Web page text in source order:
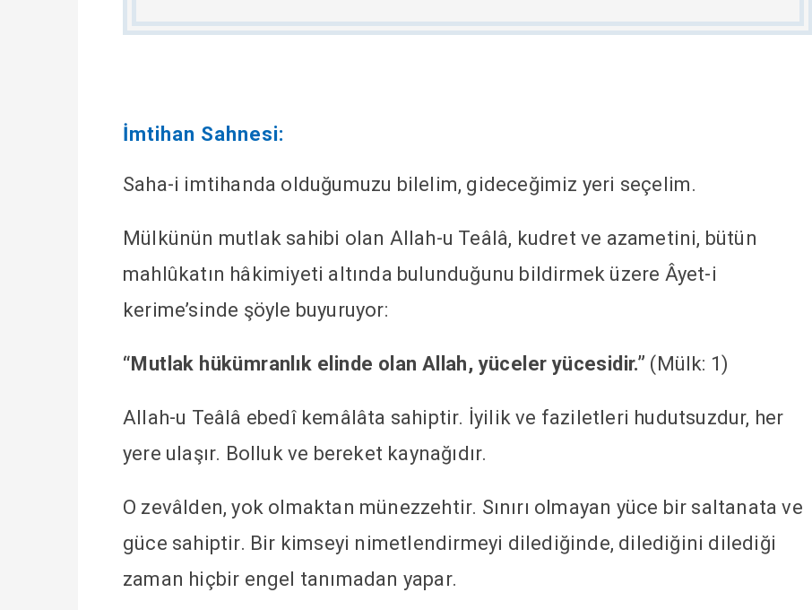
İmtihan Sahnesi:
Saha-i imtihanda olduğumuzu bilelim, gideceğimiz yeri seçelim.
Mülkünün mutlak sahibi olan Allah-u Teâlâ, kudret ve azametini, bütün
mahlûkatın hâkimiyeti altında bulunduğunu bildirmek üzere Âyet-i
kerime’sinde şöyle buyuruyor:
“Mutlak hükümranlık elinde olan Allah, yüceler yücesidir.” (Mülk: 1)
Allah-u Teâlâ ebedî kemâlâta sahiptir. İyilik ve faziletleri hudutsuzdur, her
yere ulaşır. Bolluk ve bereket kaynağıdır.
O zevâlden, yok olmaktan münezzehtir. Sınırı olmayan yüce bir saltanata ve
güce sahiptir. Bir kimseyi nimetlendirmeyi dilediğinde, dilediğini dilediği
zaman hiçbir engel tanımadan yapar.